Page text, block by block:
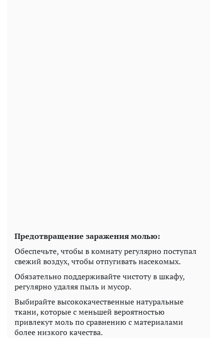
Предотвращение заражения молью:
Обеспечьте, чтобы в комнату регулярно поступал
свежий воздух, чтобы отпугивать насекомых.
Обязательно поддерживайте чистоту в шкафу,
регулярно удаляя пыль и мусор.
Выбирайте высококачественные натуральные
ткани, которые с меньшей вероятностью
привлекут моль по сравнению с материалами
более низкого качества.